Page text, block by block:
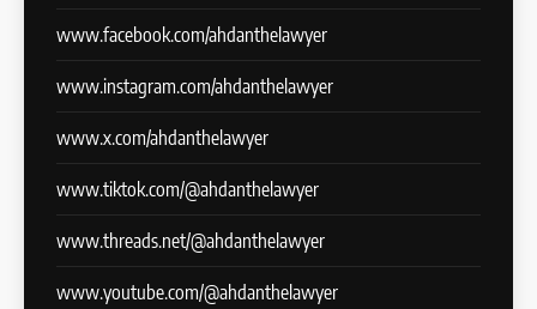
www.facebook.com/ahdanthelawyer
www.instagram.com/ahdanthelawyer
www.x.com/ahdanthelawyer
www.tiktok.com/@ahdanthelawyer
www.threads.net/@ahdanthelawyer
www.youtube.com/@ahdanthelawyer